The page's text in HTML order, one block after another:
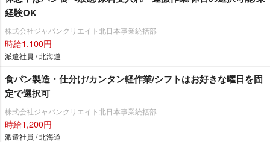
経験OK
株式会社ジャパンクリエイト北日本事業統括部
時給1,100円
派遣社員 / 北海道
食パン製造・仕分け/カンタン軽作業/シフトはお好きな曜日を固
定で選択可
株式会社ジャパンクリエイト北日本事業統括部
時給1,200円
派遣社員 / 北海道